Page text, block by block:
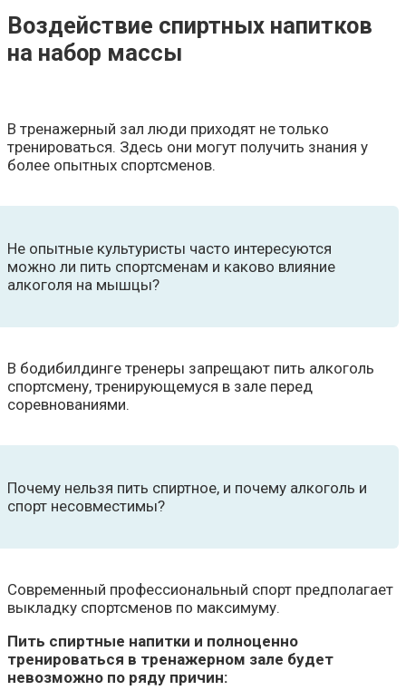
Воздействие спиртных напитков
на набор массы
В тренажерный зал люди приходят не только
тренироваться. Здесь они могут получить знания у
более опытных спортсменов.
Не опытные культуристы часто интересуются
можно ли пить спортсменам и каково влияние
алкоголя на мышцы?
В бодибилдинге тренеры запрещают пить алкоголь
спортсмену, тренирующемуся в зале перед
соревнованиями.
Почему нельзя пить спиртное, и почему алкоголь и
спорт несовместимы?
Современный профессиональный спорт предполагает
выкладку спортсменов по максимуму.
Пить спиртные напитки и полноценно
тренироваться в тренажерном зале будет
невозможно по ряду причин: